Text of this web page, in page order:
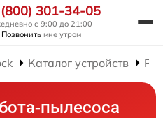
301-34-05
с 9:00 до 21:00
Позвонить мне утром
Каталог устройств
пылесоса